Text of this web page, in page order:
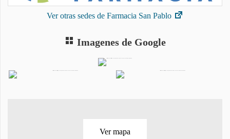
Ver otras sedes de Farmacia San Pablo
Imagenes de Google
Ver mapa